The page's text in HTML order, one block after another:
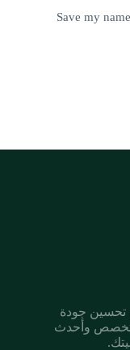
Save my
تحسين جودة
وأحدث